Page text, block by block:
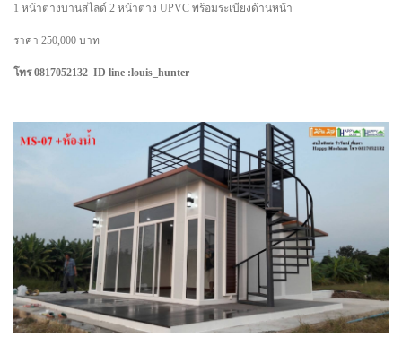
1 หน้าต่างบานสไลด์ 2 หน้าต่าง UPVC พร้อมระเบียงด้านหน้า
ราคา 250,000 บาท
โทร 0817052132 ID line :louis_hunter